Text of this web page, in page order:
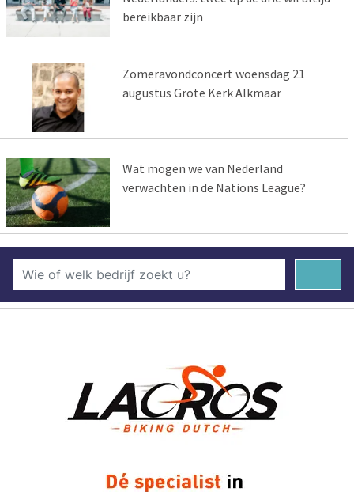
bereikbaar zijn
Zomeravondconcert woensdag 21
augustus Grote Kerk Alkmaar
Wat mogen we van Nederland
verwachten in de Nations League?